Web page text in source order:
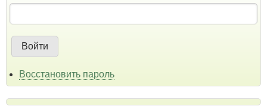
Восстановить пароль